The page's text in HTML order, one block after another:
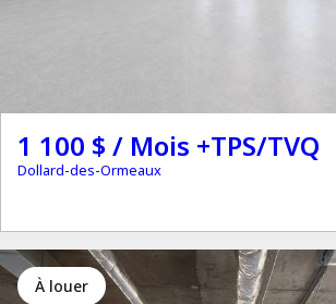
1 100 $ / Mois +TPS/TVQ
Dollard-des-Ormeaux
à louer